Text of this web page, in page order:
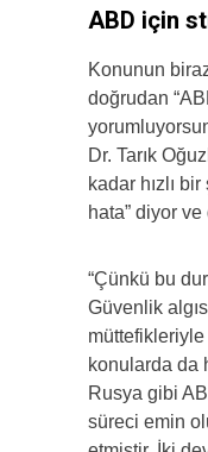
ABD için
Konunun
doğrudan
Dr. Tarık
kadar hızlı
hata” diyor
“Çünkü bu
Güvenlik
konularda da
Rusya gibi
süreci emin